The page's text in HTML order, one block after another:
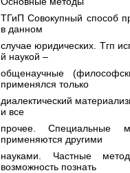
ТГиП Совокупный способ
в данном
случае юридических. Тгп
й наукой –
общенаучные
применялся только
диалектический
и все
прочее. Специальные
применяются другими
науками. Частные
возможность познать